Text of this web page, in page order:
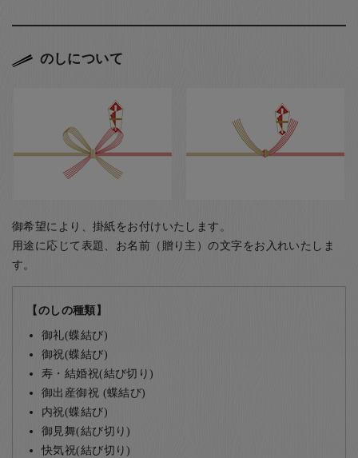
のしについて
御希望により、掛紙をお付けいたします。
用途に応じて表題、お名前（贈り主）の文字をお入れいたしま
す。
【のしの種類】
御礼(蝶結び)
御祝(蝶結び)
寿・結婚祝(結び切り)
御出産御祝 (蝶結び)
内祝(蝶結び)
御見舞(結び切り)
快気祝(結び切り)